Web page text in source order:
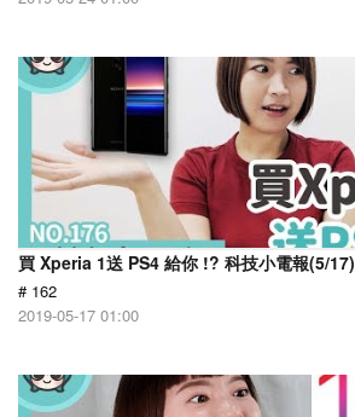
買 Xperia 1送 PS4 給你 !? 科技小電報(5/17)
# 162
2019-05-17 01:00